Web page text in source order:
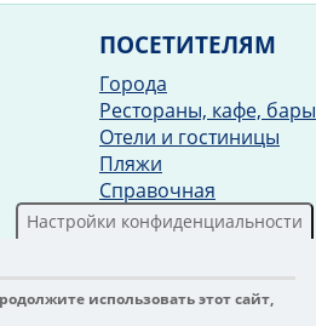
ПОСЕТИТЕЛЯМ
Города
Рестораны, кафе, бары
Отели и гостиницы
Пляжи
Справочная
Рецепты
Настройки конфиденциальности
использовать этот сайт,